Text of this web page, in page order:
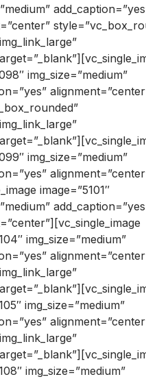
img_size=”medium”
img_size=”medium”
image=”5101″
img_size=”medium”
img_size=”medium”
img_size=”medium”